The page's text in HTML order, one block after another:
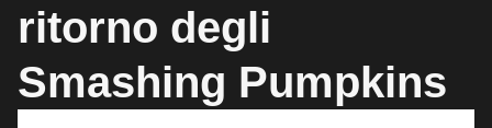
ritorno degli
Smashing Pumpkins